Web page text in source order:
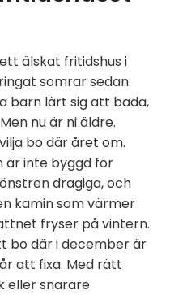
älskat fritidshus i
somrar sedan
barn lärt sig att bada,
nu är ni äldre.
bo där året om.
är inte byggd för
dragiga, och
kamin som värmer
fryser på vintern.
bo där i december är
att fixa. Med rätt
eller snarare